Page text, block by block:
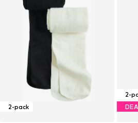
2-pack
2-